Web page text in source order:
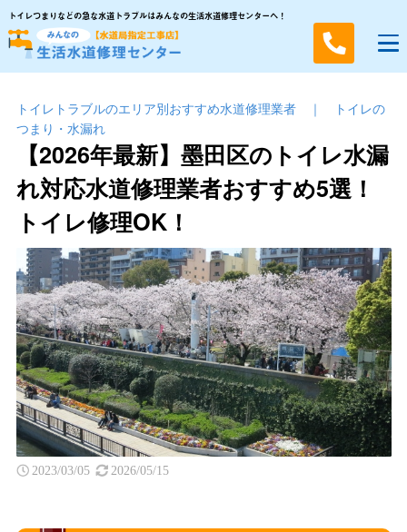
トイレつまりなどの急な水道トラブルはみんなの生活水道修理センターへ！
トイレトラブルのエリア別おすすめ水道修理業者｜
トイレの
つまり・⽔漏れ
【2026年最新】墨田区のトイレ水漏
れ対応水道修理業者おすすめ5選！
トイレ修理OK！
2023/03/05 2026/05/15